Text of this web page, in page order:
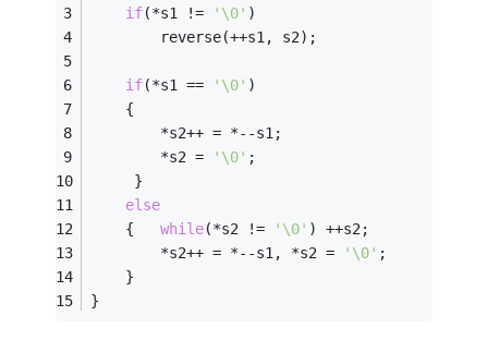
if(*s1 != '\0' )
        reverse(++s1, s2);
if(*s1 == '\0' )
    {
        *s2++ = *--s1;
        *s2 =
'\0' ;
     }
else
    {
while(*s2 != '\0' ) ++s2;
        *s2++ = *--s1, *s2 =
'\0' ;
    }
}